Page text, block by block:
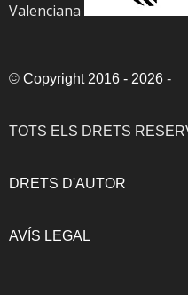
Valenciana
© Copyright 2016 - 2026 -
TOTS ELS DRETS
DRETS D'AUTOR
AVÍS LEGAL